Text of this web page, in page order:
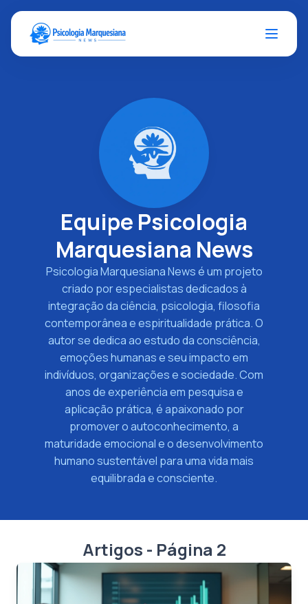
Equipe Psicologia
Marquesiana News
Psicologia Marquesiana News é um projeto
criado por especialistas dedicados à
integração da ciência, psicologia, filosofia
contemporânea e espiritualidade prática. O
autor se dedica ao estudo da consciência,
emoções humanas e seu impacto em
indivíduos, organizações e sociedade. Com
anos de experiência em pesquisa e
aplicação prática, é apaixonado por
promover o autoconhecimento, a
maturidade emocional e o desenvolvimento
humano sustentável para uma vida mais
equilibrada e consciente.
Artigos - Página 2